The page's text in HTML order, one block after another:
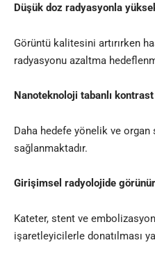
Düşük doz radyasyonla
Görüntü kalitesini artırırken
radyasyonu azaltma
Nanoteknoloji tabanlı
Daha hedefe yönelik ve
sağlanmaktadır.
Girişimsel radyolojide görünür
Kateter, stent ve
işaretleyicilerle donatılması